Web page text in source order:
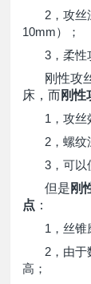
2，攻丝
10mm）；
3，柔性
刚性攻
床，而刚性
1，攻丝
2，螺纹
3，可以
但是 刚
点 ：
1，丝锥
2，由于
高；